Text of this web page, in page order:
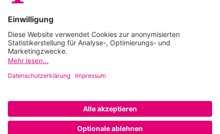
Impressum
Zuzahlung
E-Codes
FAQ
Barrierefreiheitserklärung